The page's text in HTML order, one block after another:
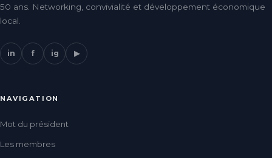
50 ans. Networking, convivialité et développement économique
local.
in f ig ▶
NAVIGATION
Mot du président
Les membres